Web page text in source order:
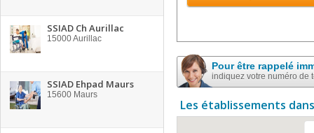
SSIAD Ch Aurillac
15000Aurillac
SSIAD Ehpad Maurs
15600 Maurs
Pour être rappelé
indiquez votre numéro de
Les établissements